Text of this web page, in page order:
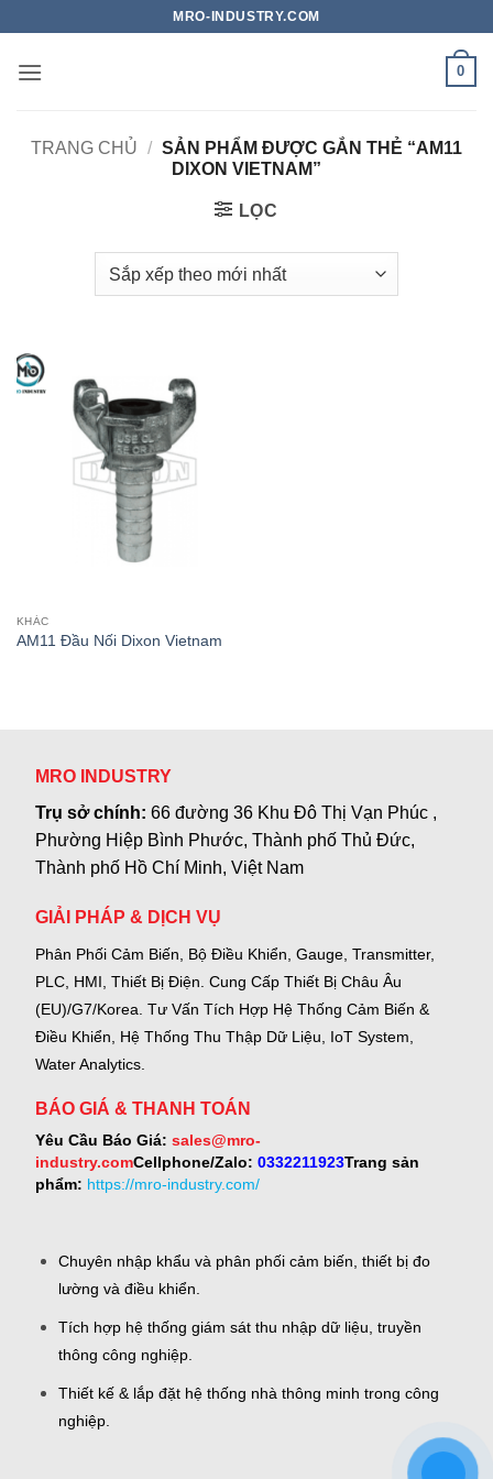
nội
MRO-INDUSTRY.COM
0
TRANG CHỦ / SẢN PHẨM ĐƯỢC GẮN THẺ “AM11
DIXON VIETNAM”
LỌC
KHÁC
AM11 Đầu Nối Dixon Vietnam
MRO INDUSTRY
Trụ sở chính:66 đường 36 Khu Đô Thị Vạn Phúc ,
Phường Hiệp Bình Phước, Thành phố Thủ Đức,
Thành phố Hồ Chí Minh, Việt Nam
GIẢI PHÁP & DỊCH VỤ
Phân Phối Cảm Biến, Bộ Điều Khiển, Gauge, Transmitter,
PLC, HMI, Thiết Bị Điện. Cung Cấp Thiết Bị Châu Âu
(EU)/G7/Korea. Tư Vấn Tích Hợp Hệ Thống Cảm Biến &
Điều Khiển, Hệ Thống Thu Thập Dữ Liệu, IoT System,
Water Analytics.
BÁO GIÁ & THANH TOÁN
Yêu Cầu Báo Giá: sales@mro-
industry.comCellphone/Zalo: 0332211923Trang sản
phẩm: https://mro-industry.com/
Chuyên nhập khẩu và phân phối cảm biến, thiết bị đo
lường và điều khiển.
Tích hợp hệ thống giám sát thu nhập dữ liệu, truyền
thông công nghiệp.
Thiết kế & lắp đặt hệ thống nhà thông minh trong công
nghiệp.